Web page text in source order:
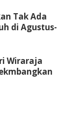
Tak Ada
di Agustus-
Wiraraja